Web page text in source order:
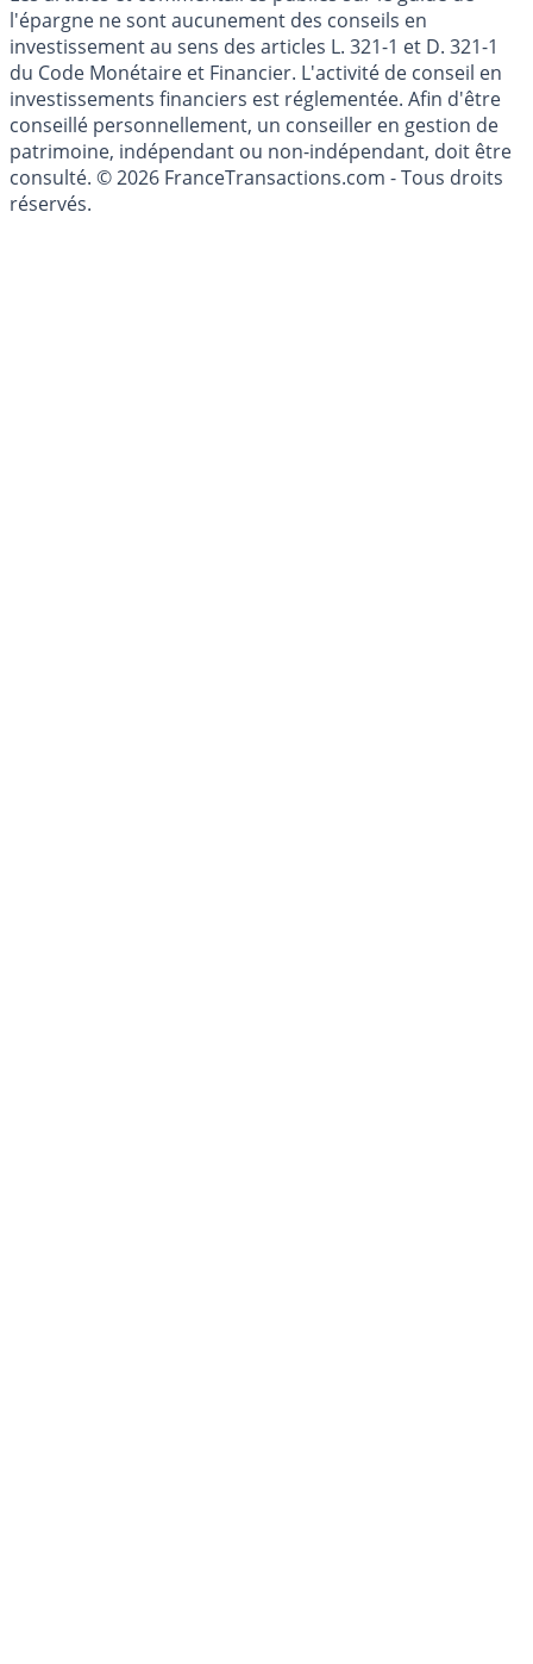
Les articles et commentaires publiés sur le guide de
l'épargne ne sont aucunement des conseils en
investissement au sens des articles L. 321-1 et D. 321-1
du Code Monétaire et Financier. L'activité de conseil en
investissements financiers est réglementée. Afin d'être
conseillé personnellement, un conseiller en gestion de
patrimoine, indépendant ou non-indépendant, doit être
consulté. © 2026 FranceTransactions.com - Tous droits